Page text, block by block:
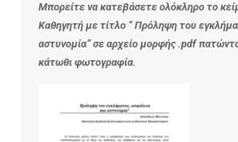
Μπορείτε να κατεβάσετε ολόκληρο το
Καθηγητή με τίτλο “ Πρόληψη του
αστυνομία” σε αρχείο μορφής .pdf
κάτωθι φωτογραφία.